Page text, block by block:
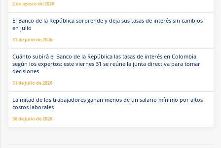
2 de agosto de 2026
El Banco de la República sorprende y deja sus tasas de interés sin cambios
en julio
31 de julio de 2026
Cuánto subirá el Banco de la República las tasas de interés en Colombia
según los expertos: este viernes 31 se reúne la junta directiva para tomar
decisiones
31 de julio de 2026
La mitad de los trabajadores ganan menos de un salario mínimo por altos
costos laborales
30 de julio de 2026